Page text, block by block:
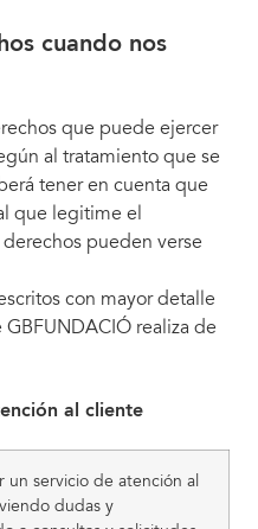
cuando nos
que puede ejercer
al tratamiento que se
tener en cuenta que
que legitime el
pueden verse
con mayor detalle
realiza de
al cliente
un servicio de atención al
dudas y